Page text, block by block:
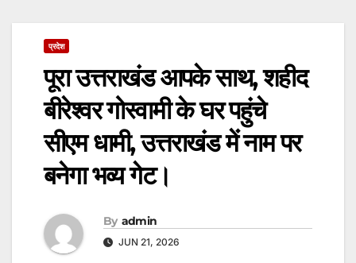
प्रदेश
पूरा उत्तराखंड आपके साथ, शहीद
बीरेश्वर गोस्वामी के घर पहुंचे
सीएम धामी, उत्तराखंड में नाम पर
बनेगा भव्य गेट।
By admin
JUN 21, 2026